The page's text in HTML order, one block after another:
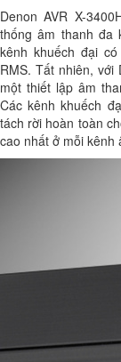
Denon AVR X-
thống âm thanh đa
kênh khuếch đại
RMS. Tất nhiên,
một thiết lập âm
Các kênh khuếch
tách rời hoàn toàn
cao nhất ở mỗi kênh